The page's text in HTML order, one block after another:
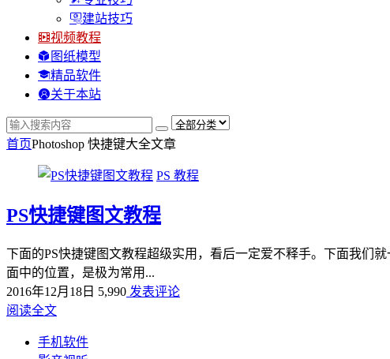
建站技巧
视频教程
图纸模型
精品软件
关于本站
首页Photoshop 快捷键大全文章
PS 教程
PS快捷键图文教程
下面的PS快捷键图文教程超级实用，看后一定爱不释手。下面我们
面中的位置，是极为常用...
2016年12月18日 5,990 发表评论
阅读全文
手机软件